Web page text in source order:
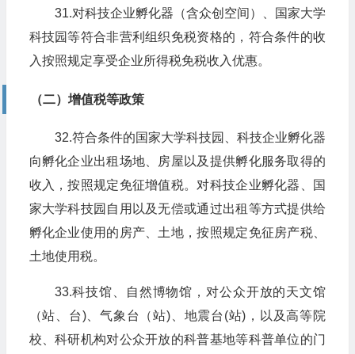
31.对科技企业孵化器（含众创空间）、国家大学
科技园等符合非营利组织免税资格的，符合条件的收
入按照规定享受企业所得税免税收入优惠。
（二）增值税等政策
32.符合条件的国家大学科技园、科技企业孵化器
向孵化企业出租场地、房屋以及提供孵化服务取得的
收入，按照规定免征增值税。对科技企业孵化器、国
家大学科技园自用以及无偿或通过出租等方式提供给
孵化企业使用的房产、土地，按照规定免征房产税、
土地使用税。
33.科技馆、自然博物馆，对公众开放的天文馆
（站、台)、气象台（站)、地震台(站)，以及高等院
校、科研机构对公众开放的科普基地等科普单位的门